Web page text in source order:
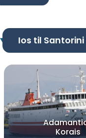
Ios til Santorini
Korais